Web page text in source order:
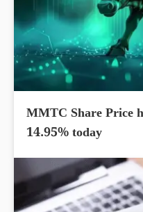
MMTC Share Price
14.95% today